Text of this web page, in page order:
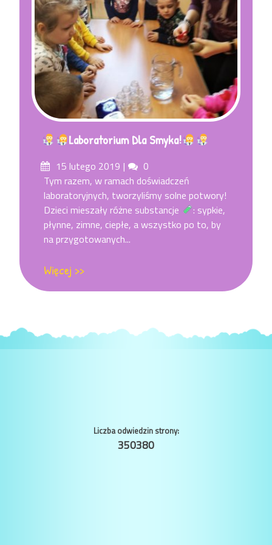
Laboratorium Dla Smyka!
Posted
on
15 lutego 2019 Comments
0
Tym razem, w ramach doświadczeń
laboratoryjnych, tworzyliśmy solne potwory!
Dzieci mieszały różne substancje
: sypkie,
płynne, zimne, ciepłe, a wszystko po to, by
na przygotowanych...
Więcej >>
Liczba odwiedzin strony:
350380